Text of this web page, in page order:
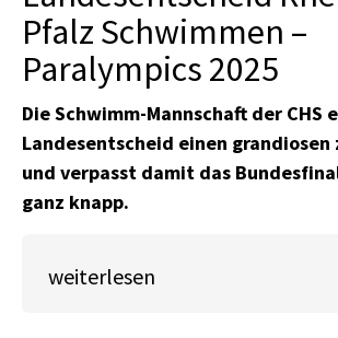
Pfalz Schwimmen –
Paralympics 2025
Die Schwimm-Mannschaft der CHS
Landesentscheid einen
und verpasst damit das
ganz knapp.
weiterlesen